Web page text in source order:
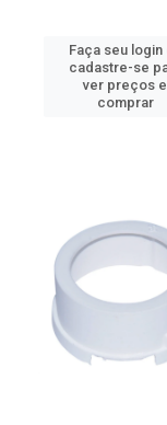
Faça seu login
cadastre-se
ver preços e
comprar